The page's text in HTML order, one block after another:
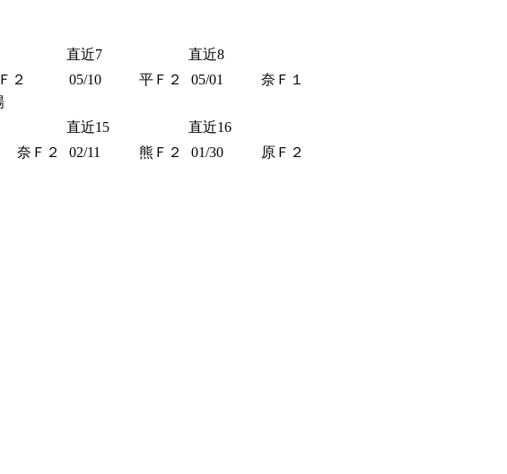
直近7
直近8
２
05/10 平Ｆ２ 05/01 奈Ｆ１
直近15
直近16
奈Ｆ２ 02/11 熊Ｆ２ 01/30 原Ｆ２